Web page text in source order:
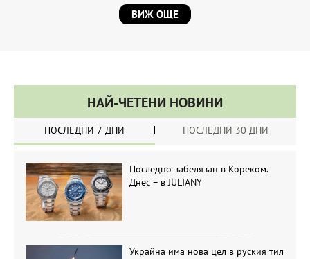
ВИЖ ОЩЕ
НАЙ-ЧЕТЕНИ НОВИНИ
ПОСЛЕДНИ 7 ДНИ ПОСЛЕДНИ 30 ДНИ
Последно забелязан в Кореком.
Днес – в JULIANY
Украйна има нова цел в руския тил